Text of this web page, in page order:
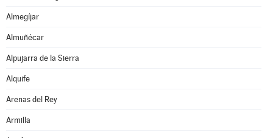
Almegíjar
Almuñécar
Alpujarra de la Sierra
Alquife
Arenas del Rey
Armilla